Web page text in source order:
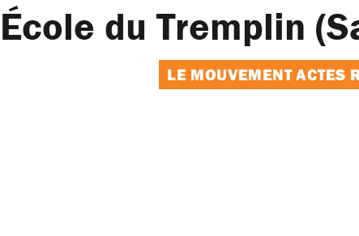
École du Tremplin
LE MOUVEMENT ACTES